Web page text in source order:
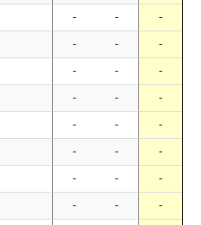
- - -
- - -
- - -
- - -
- - -
- - -
- - -
- - -